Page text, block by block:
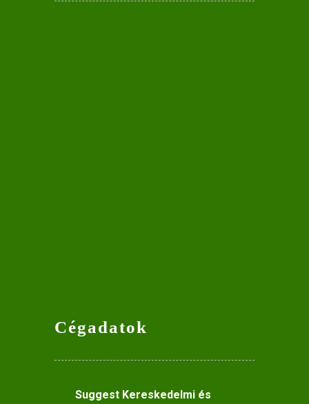
Cégadatok
Suggest Kereskedelmi és